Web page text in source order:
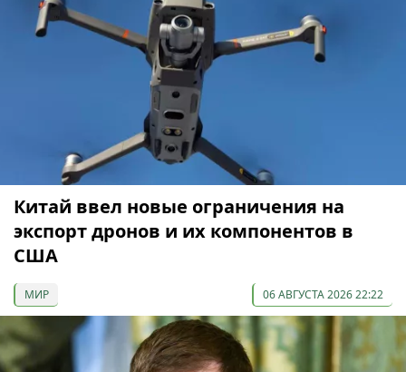
Китай ввел новые ограничения на
экспорт дронов и их компонентов в
США
МИР 06 АВГУСТА 2026 22:22